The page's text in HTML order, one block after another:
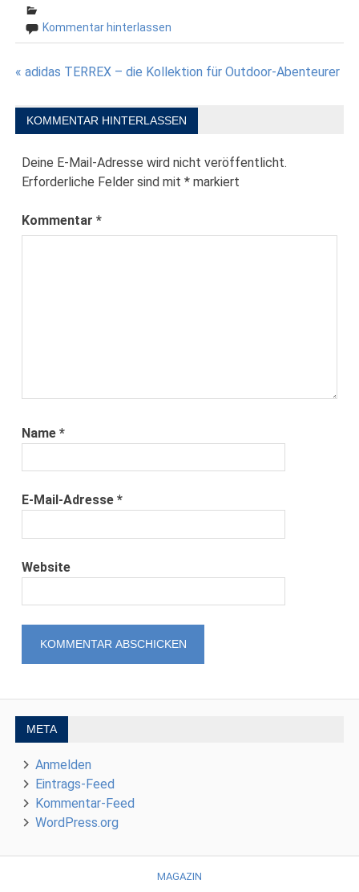
Kommentar hinterlassen
Beitragsnavigation
« adidas TERREX – die Kollektion für Outdoor-Abenteurer
KOMMENTAR HINTERLASSEN
Deine E-Mail-Adresse wird nicht veröffentlicht.
Erforderliche Felder sind mit* markiert
Kommentar*
Name*
E-Mail-Adresse*
Website
META
Anmelden
Eintrags-Feed
Kommentar-Feed
WordPress.org
MAGAZIN